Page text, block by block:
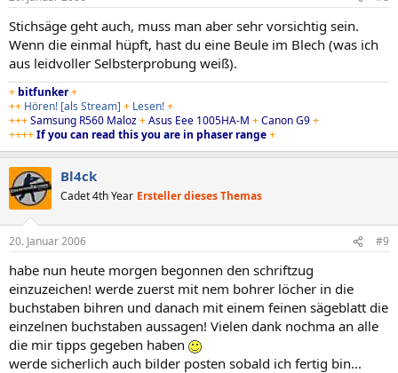
Stichsäge geht auch, muss man aber sehr vorsichtig sein.
Wenn die einmal hüpft, hast du eine Beule im Blech (was ich
aus leidvoller Selbsterprobung weiß).
+ bitfunker+
++ Hören! [als Stream] + Lesen!+
+++Samsung R560 Maloz+Asus Eee 1005HA-M +Canon G9+
++++If you can read this you are in phaser range+
Bl4ck
Cadet 4th Year Ersteller dieses Themas
20. Januar 2006 #9
habe nun heute morgen begonnen den schriftzug
einzuzeichen! werde zuerst mit nem bohrer löcher in die
buchstaben bihren und danach mit einem feinen sägeblatt die
einzelnen buchstaben aussagen! Vielen dank nochma an alle
die mir tipps gegeben haben
werde sicherlich auch bilder posten sobald ich fertig bin...